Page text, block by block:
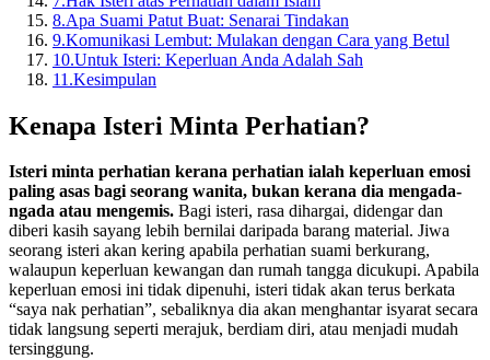
8.Apa Suami Patut Buat: Senarai Tindakan
9.Komunikasi Lembut: Mulakan dengan Cara yang Betul
10.Untuk Isteri: Keperluan Anda Adalah Sah
11.Kesimpulan
Kenapa Isteri Minta Perhatian?
Isteri minta perhatian kerana perhatian ialah keperluan emosi
paling asas bagi seorang wanita, bukan kerana dia mengada-
ngada atau mengemis. Bagi isteri, rasa dihargai, didengar dan
diberi kasih sayang lebih bernilai daripada barang material. Jiwa
seorang isteri akan kering apabila perhatian suami berkurang,
walaupun keperluan kewangan dan rumah tangga dicukupi. Apabila
keperluan emosi ini tidak dipenuhi, isteri tidak akan terus berkata
“saya nak perhatian”, sebaliknya dia akan menghantar isyarat secara
tidak langsung seperti merajuk, berdiam diri, atau menjadi mudah
tersinggung.